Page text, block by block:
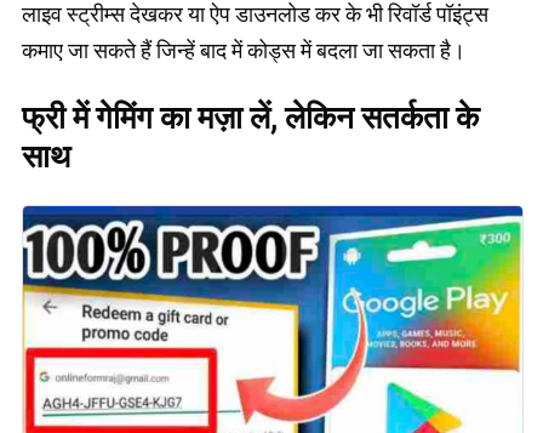
लाइव स्ट्रीम्स देखकर या ऐप डाउनलोड कर के भी रिवॉर्ड पॉइंट्स
कमाए जा सकते हैं जिन्हें बाद में कोड्स में बदला जा सकता है।
फ्री में गेमिंग का मज़ा लें, लेकिन सतर्कता के
साथ